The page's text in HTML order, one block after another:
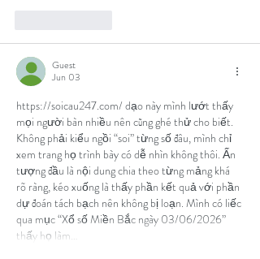
Guest
Jun 03
https://soicau247.com/ dạo này mình lướt thấy
mọi người bàn nhiều nên cũng ghé thử cho biết.
Không phải kiểu ngồi “soi” từng số đâu, mình chỉ
xem trang họ trình bày có dễ nhìn không thôi. Ấn
tượng đầu là nội dung chia theo từng mảng khá
rõ ràng, kéo xuống là thấy phần kết quả với phần
dự đoán tách bạch nên không bị loạn. Mình có liếc
qua mục “Xổ số Miền Bắc ngày 03/06/2026”
thấy họ làm…